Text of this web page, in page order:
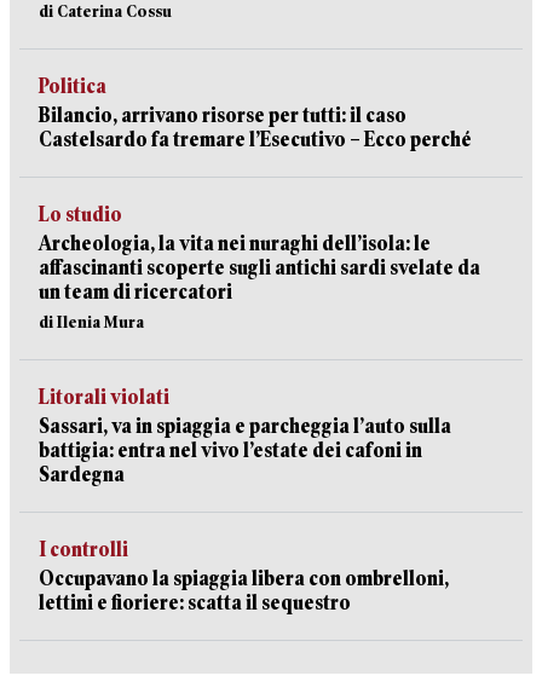
di Caterina Cossu
Politica
Bilancio, arrivano risorse per tutti: il caso
Castelsardo fa tremare l’Esecutivo – Ecco perché
Lo studio
Archeologia, la vita nei nuraghi dell’isola: le
affascinanti scoperte sugli antichi sardi svelate da
un team di ricercatori
di Ilenia Mura
Litorali violati
Sassari, va in spiaggia e parcheggia l’auto sulla
battigia: entra nel vivo l’estate dei cafoni in
Sardegna
I controlli
Occupavano la spiaggia libera con ombrelloni,
lettini e fioriere: scatta il sequestro